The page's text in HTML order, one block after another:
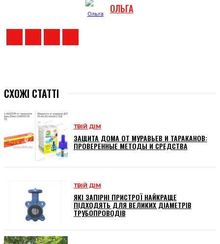
ОЛЬГА
СХОЖІ СТАТТІ
ТВІЙ ДІМ
ЗАЩИТА ДОМА ОТ МУРАВЬЕВ И ТАРАКАНОВ:
ПРОВЕРЕННЫЕ МЕТОДЫ И СРЕДСТВА
ТВІЙ ДІМ
ЯКІ ЗАПІРНІ ПРИСТРОЇ НАЙКРАЩЕ
ПІДХОДЯТЬ ДЛЯ ВЕЛИКИХ ДІАМЕТРІВ
ТРУБОПРОВОДІВ